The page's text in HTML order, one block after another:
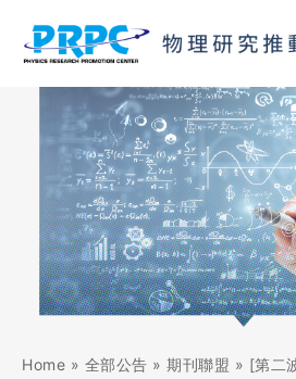
Home » 全部公告 » 期刊聯盟 » [第二